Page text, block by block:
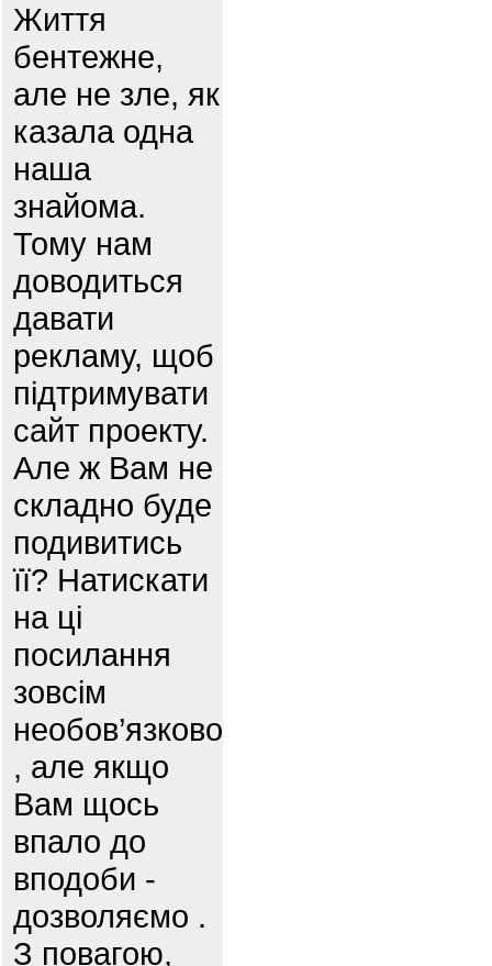
Життя
бентежне,
але не зле, як
казала одна
наша
знайома.
Тому нам
доводиться
давати
рекламу, щоб
підтримувати
сайт проекту.
Але ж Вам не
складно буде
подивитись
її? Натискати
на ці
посилання
зовсім
необов’язково
, але якщо
Вам щось
впало до
вподоби -
дозволяємо .
З повагою,